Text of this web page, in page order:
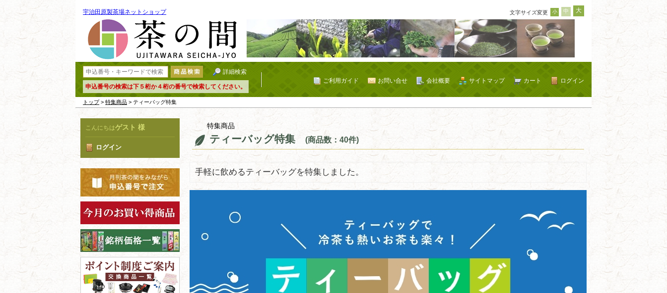
宇治田原製茶場ネットショップ 文字サイズ変更 小 中 大
詳細検索
申込番号の検索は下５桁か４桁の番号で検索してください。
ログイン
カート
サイトマップ
会社概要
お問い合せ
ご利用ガイド
トップ> 特集商品 > ティーバッグ特集
こんにちはゲスト 様
ログイン
特集商品
ティーバッグ特集 (商品数：40件)
手軽に飲めるティーバッグを特集しました。